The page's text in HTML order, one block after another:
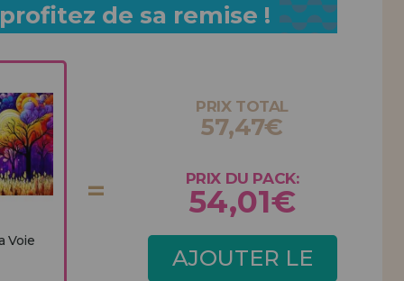
de sa remise !
Voie
PRIX TOTAL
57,47€
PRIX DU PACK:
54,01€
AJOUTER LE